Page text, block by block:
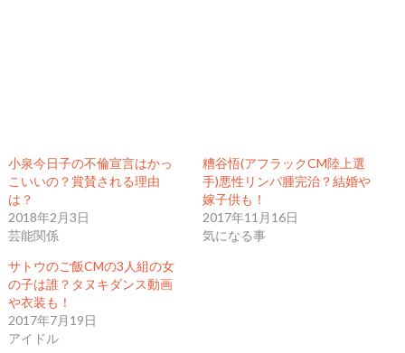
小泉今日子の不倫宣言はかっ
こいいの？賞賛される理由
は？
2018年2月3日
芸能関係
糟谷悟(アフラックCM陸上選
手)悪性リンパ腫完治？結婚や
嫁子供も！
2017年11月16日
気になる事
サトウのご飯CMの3人組の女
の子は誰？タヌキダンス動画
や衣装も！
2017年7月19日
アイドル